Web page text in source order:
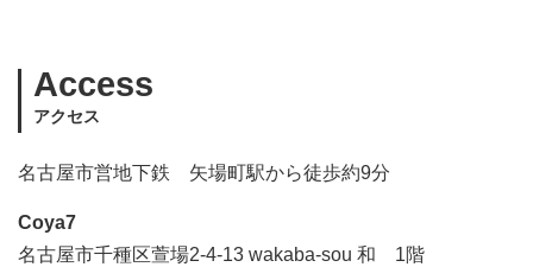
Access
アクセス
名古屋市営地下鉄 矢場町駅から徒歩約9分
Coya7
名古屋市千種区萱場2-4-13 wakaba-sou 和 1階